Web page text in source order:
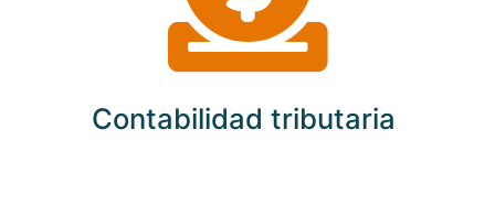
Contabilidad tributaria